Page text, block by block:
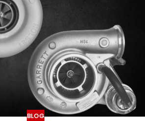
BLOG